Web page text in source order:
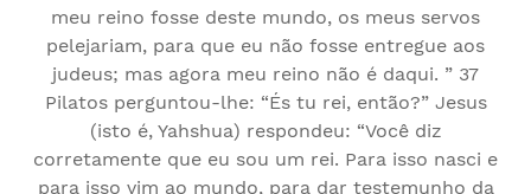
meu reino fosse deste mundo, os meus servos
pelejariam, para que eu não fosse entregue aos
judeus; mas agora meu reino não é daqui. ” 37
Pilatos perguntou-lhe: “És tu rei, então?” Jesus
(isto é, Yahshua) respondeu: “Você diz
corretamente que eu sou um rei. Para isso nasci e
para isso vim ao mundo, para dar testemunho da